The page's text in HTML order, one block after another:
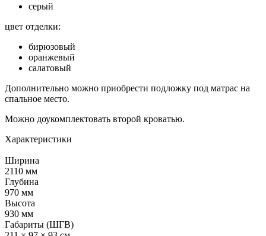
серый
цвет отделки:
бирюзовый
оранжевый
салатовый
Дополнительно можно приобрести подложку под матрас на
спальное место.
Можно доукомплектовать второй кроватью.
Характеристики
Ширина
2110 мм
Глубина
970 мм
Высота
930 мм
Габариты (ШГВ)